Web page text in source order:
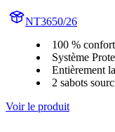
NT3650/26
100 %
Système
Entièrement
2 sabots
Voir le produit